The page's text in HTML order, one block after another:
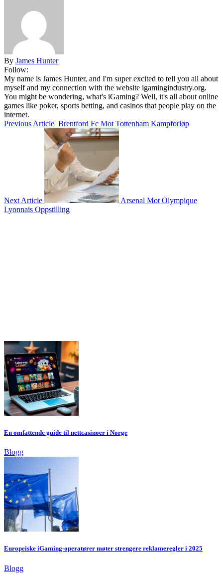
By James Hunter
Follow:
My name is James Hunter, and I'm super excited to tell you all about
myself and my connection with the website igamingindustry.org.
You might be wondering, what's iGaming? Well, it's all about online
games like poker, sports betting, and casinos that people play on the
internet.
Previous Article Brentford Fc Mot Tottenham Kampforløp
Next Article
Arsenal Mot Olympique
Lyonnais Oppstilling
En omfattende guide til nettcasinoer i Norge
Blogg
Europeiske iGaming-operatører møter strengere reklameregler i 2025
Blogg